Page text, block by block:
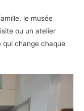
le musée
ou un atelier
qui change chaque